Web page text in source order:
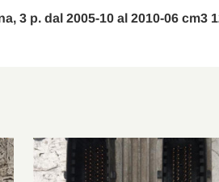
3 p. dal 2005-10 al 2010-06 cm3